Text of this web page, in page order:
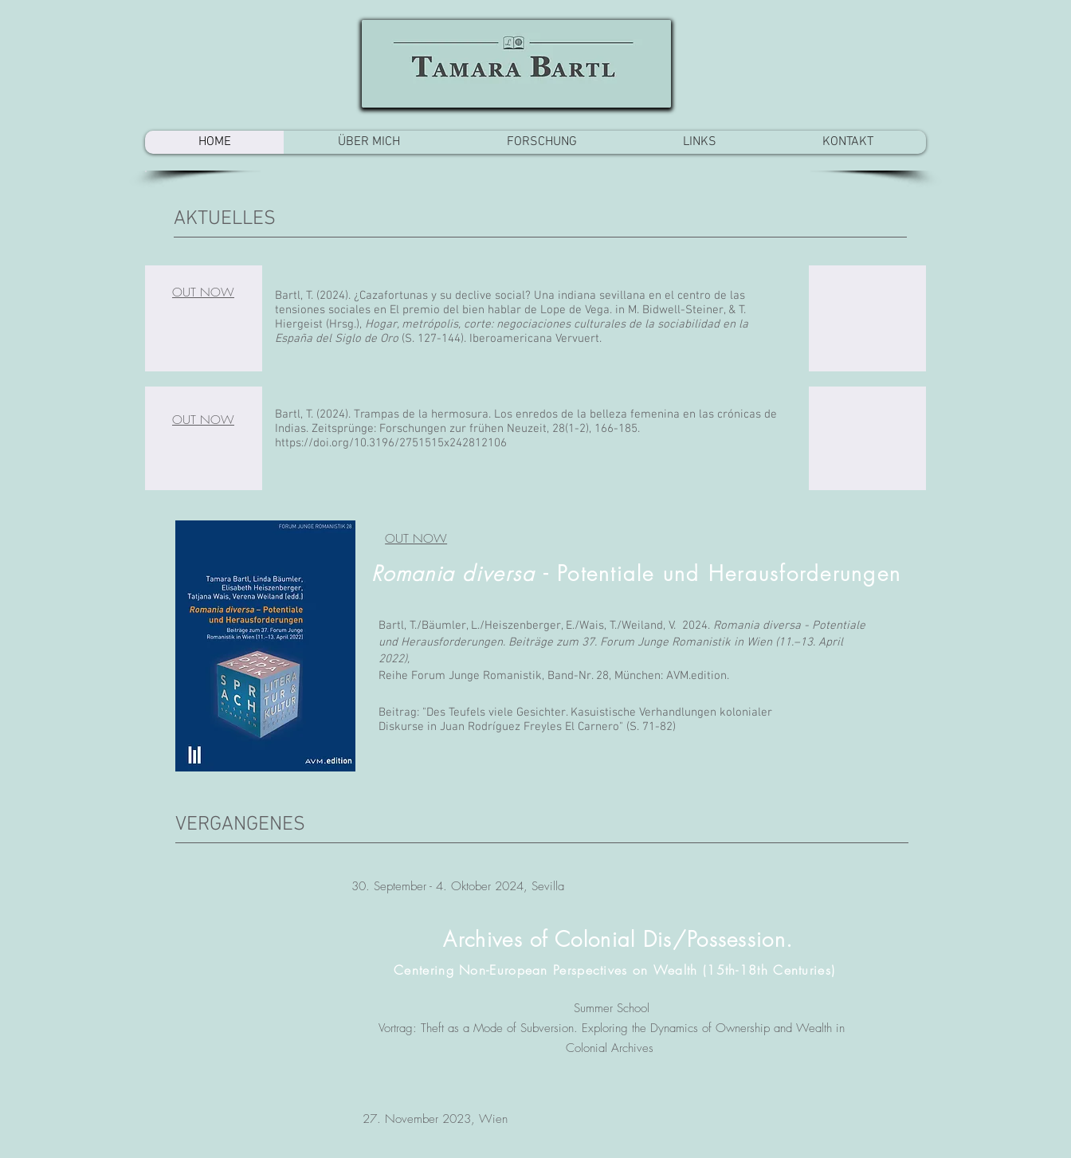
HOME ÜBER MICH FORSCHUNG LINKS KONTAKT
AKTUELLES
OUT NOW
Bartl, T. (2024). ¿Cazafortunas y su declive social? Una indiana sevillana en el centro de las
tensiones sociales en El premio del bien hablar de Lope de Vega. in M. Bidwell-Steiner, & T.
Hiergeist (Hrsg.), Hogar, metrópolis, corte: negociaciones culturales de la sociabilidad en la
España del Siglo de Oro (S. 127-144). Iberoamericana Vervuert.
OUT NOW
Bartl, T. (2024). Trampas de la hermosura. Los enredos de la belleza femenina en las crónicas de
Indias. Zeitsprünge: Forschungen zur frühen Neuzeit, 28(1-2), 166-185.
https://doi.org/10.3196/2751515x242812106
OUT NOW
Romania diversa - Potentiale und Herausforderungen
Bartl, T./Bäumler, L./Heiszenberger, E./Wais, T./Weiland, V. 2024. Romania diversa - Potentiale
und Herausforderungen. Beiträge zum 37. Forum Junge Romanistik in Wien (11.–13. April
2022),
Reihe Forum Junge Romanistik, Band-Nr. 28, München: AVM.edition.
Beitrag: "Des Teufels viele Gesichter. Kasuistische Verhandlungen kolonialer
Diskurse in Juan Rodríguez Freyles El Carnero" (S. 71-82)
VERGANGENES
30. September - 4. Oktober 2024, Sevilla
Archives of Colonial Dis/Possession.
Centering Non-European Perspectives on Wealth (15th-18th Centuries)
Summer School
Vortrag:Theft as a Mode of Subversion. Exploring the Dynamics of Ownership and Wealth in
Colonial Archives
27. November 2023, Wien